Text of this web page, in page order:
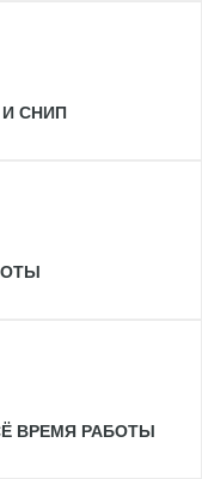
СНИП
ВРЕМЯ РАБОТЫ